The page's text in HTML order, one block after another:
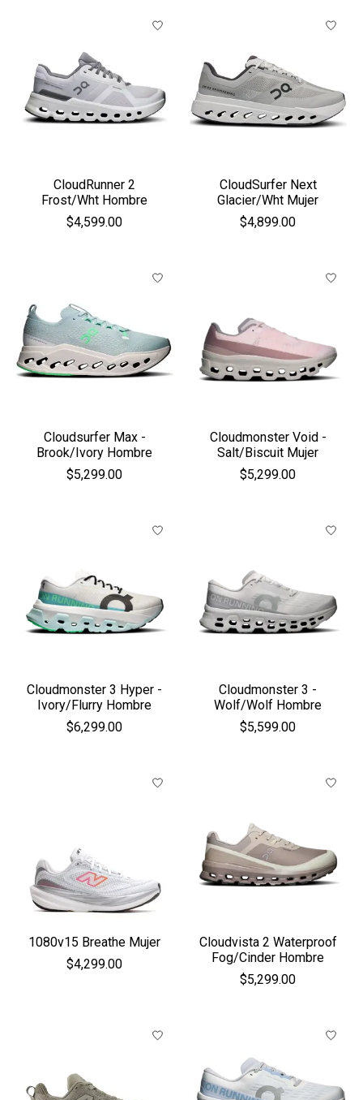
CloudRunner 2
Frost/Wht Hombre
$4,599.00
CloudSurfer Next
Glacier/Wht Mujer
$4,899.00
Cloudsurfer Max -
Brook/Ivory Hombre
$5,299.00
Cloudmonster Void -
Salt/Biscuit Mujer
$5,299.00
Cloudmonster 3 Hyper -
Ivory/Flurry Hombre
$6,299.00
Cloudmonster 3 -
Wolf/Wolf Hombre
$5,599.00
1080v15 Breathe Mujer
$4,299.00
Cloudvista 2 Waterproof
Fog/Cinder Hombre
$5,299.00